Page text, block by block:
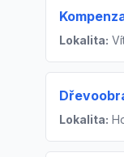
Lokalita:
Lokalita: